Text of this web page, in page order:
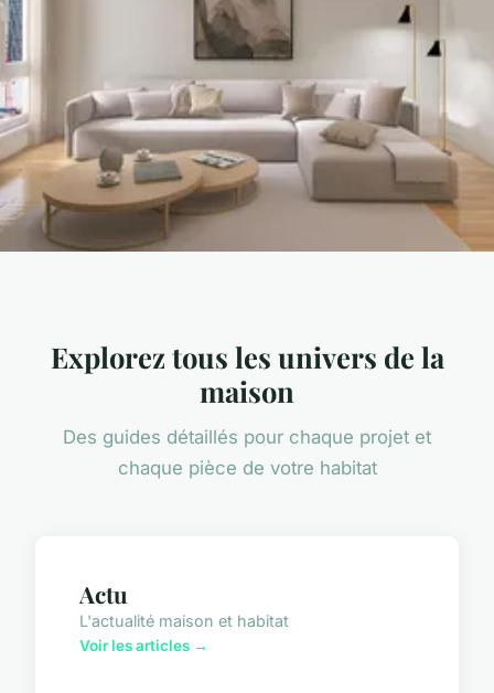
Explorez tous les univers de la
maison
Des guides détaillés pour chaque projet et
chaque pièce de votre habitat
Actu
L'actualité maison et habitat
Voir les articles →